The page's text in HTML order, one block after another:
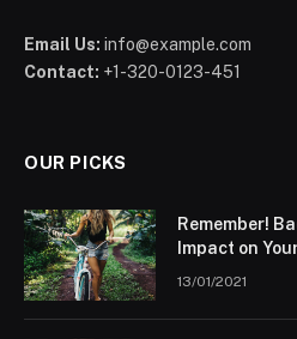
Email Us: info@example.com
Contact: +1-320-0123-451
OUR PICKS
Remember!
Impact on
13/01/2021